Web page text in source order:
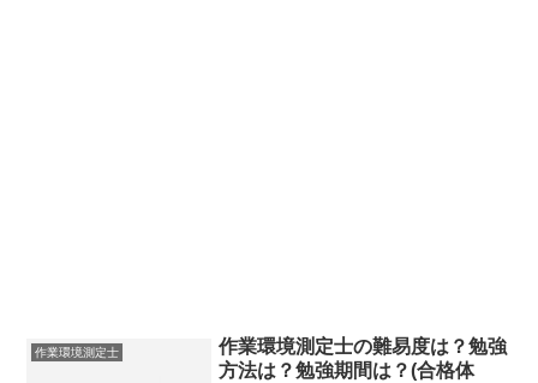
作業環境測定士
作業環境測定士の難易度は？勉強
方法は？勉強期間は？(合格体